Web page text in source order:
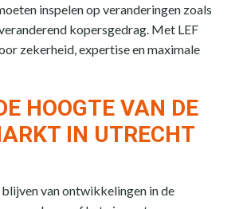
inspelen op veranderingen zoals
kopersgedrag. Met LEF
zekerheid, expertise en maximale
HOOGTE VAN DE
IN UTRECHT
van ontwikkelingen in de